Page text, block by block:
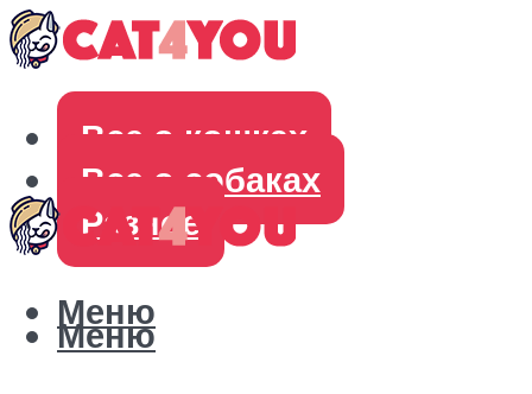
Все о кошках
Все о собаках
Разное
Меню
Меню